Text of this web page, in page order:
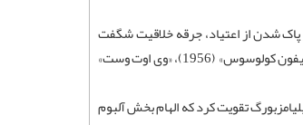
در سال 1955 توانست اعتیاد خود را ترک کند و پاک شدن از اعتیاد، جرقه خلاقیت شگفت
‌انگیزی زد و او نخستین آلبوم خود را در 1953 منتشر کرد و تا پایان آن دهه، 17 آلبوم دیگر از جمله آثار شاخصی مانند «ساکسیفون کولوسوس» (1956)، «وی اوت وست»
خود را با تمرین تا 15 ساعت در روز روی پل عابر ویلیامزبورگ تقویت کرد که الهام‌ بخش آلبوم